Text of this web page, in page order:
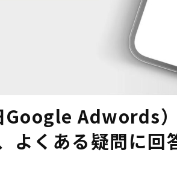
Adwords
よくある疑問に回